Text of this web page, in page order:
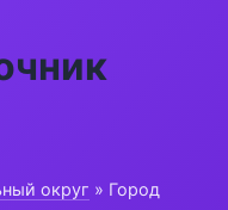
округ » Город